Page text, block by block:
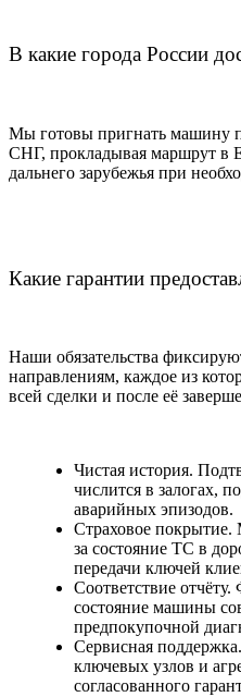
В какие города России
Мы готовы пригнать машину
СНГ, прокладывая маршрут в
дальнего зарубежья при
Какие гарантии
Наши обязательства
направлениям, каждое из
всей сделки и после её
Чистая история.
числится в залогах,
аварийных эпизодов.
Страховое покрытие.
за состояние ТС в
передачи ключей
Соответствие
состояние машины
предпокупочной
Сервисная
ключевых узлов и
согласованного